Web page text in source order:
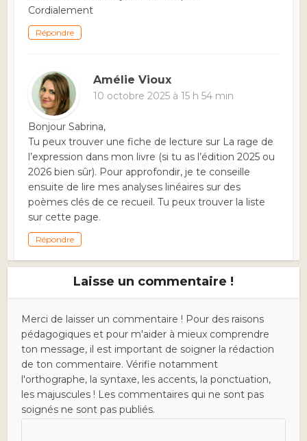
Cordialement
Répondre
Amélie Vioux
10 octobre 2025 à 15 h 54 min
Bonjour Sabrina,
Tu peux trouver une fiche de lecture sur La rage de
l’expression dans mon livre (si tu as l’édition 2025 ou
2026 bien sûr). Pour approfondir, je te conseille
ensuite de lire mes analyses linéaires sur des
poèmes clés de ce recueil. Tu peux trouver la liste
sur cette page.
Répondre
Laisse un commentaire !
Merci de laisser un commentaire ! Pour des raisons
pédagogiques et pour m'aider à mieux comprendre
ton message, il est important de soigner la rédaction
de ton commentaire. Vérifie notamment
l'orthographe, la syntaxe, les accents, la ponctuation,
les majuscules ! Les commentaires qui ne sont pas
soignés ne sont pas publiés.